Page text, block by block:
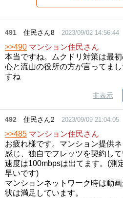
491 住民さん8 2023/09/02 14:56:44
>>490 マンション住民さん
本当ですね。ムクドリ対策は最
心と流山の役所の方が言ってま
すね
非表示
492 住民さん2 2023/09/09 21:04:05
>>485 マンション住民さん
お疲れ様です。マンション提供
感じ、独自でフレッツを契約して
速度は100mbpsは出てます。(測
早いです)
マンションネットワーク時は動
状は満足しています。